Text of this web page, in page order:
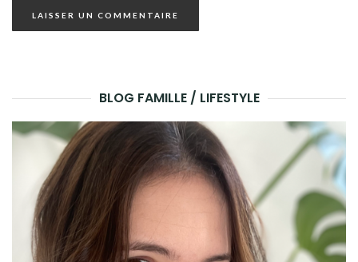
BLOG FAMILLE / LIFESTYLE